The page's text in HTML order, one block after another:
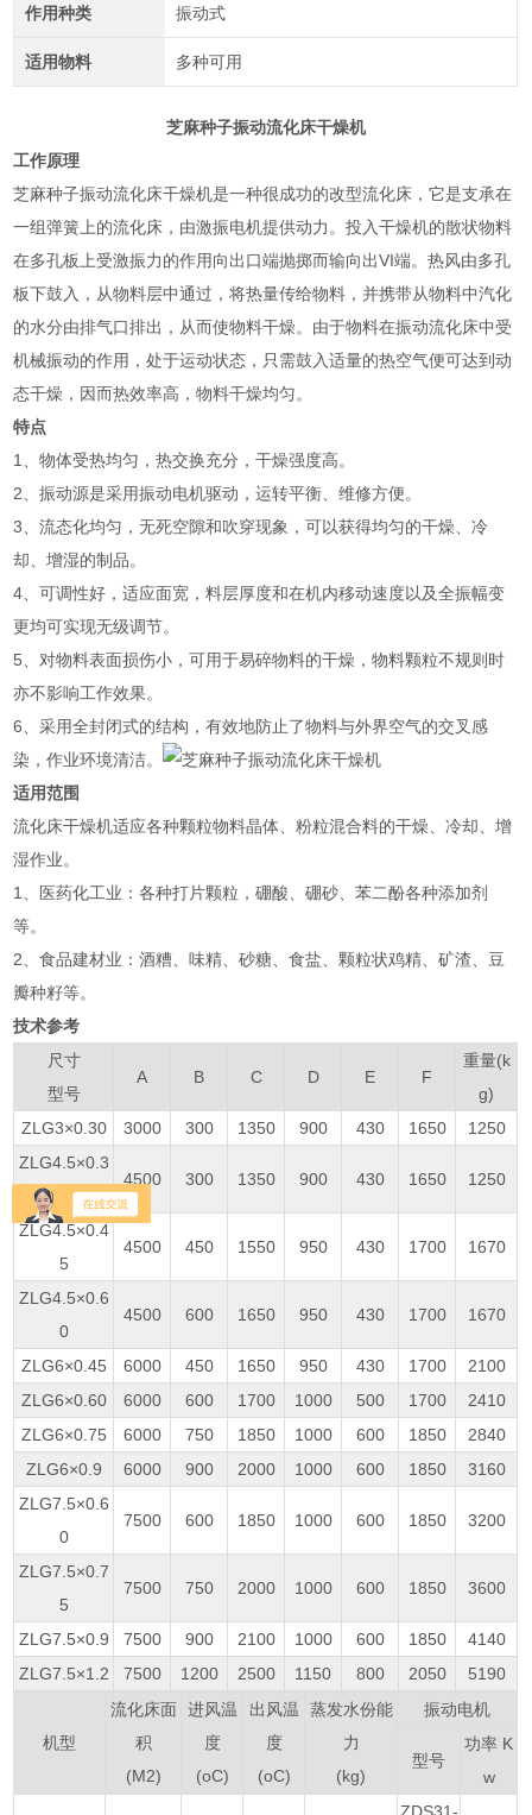
作用种类 振动式
适用物料 多种可用
芝麻种子振动流化床干燥机
工作原理
芝麻种子振动流化床干燥机是一种很成功的改型流化床，它是支承在
一组弹簧上的流化床，由激振电机提供动力。投入干燥机的散状物料
在多孔板上受激振力的作用向出口端抛掷而输向出VI端。热风由多孔
板下鼓入，从物料层中通过，将热量传给物料，并携带从物料中汽化
的水分由排气口排出，从而使物料干燥。由于物料在振动流化床中受
机械振动的作用，处于运动状态，只需鼓入适量的热空气便可达到动
态干燥，因而热效率高，物料干燥均匀。
特点
1、物体受热均匀，热交换充分，干燥强度高。
2、振动源是采用振动电机驱动，运转平衡、维修方便。
3、流态化均匀，无死空隙和吹穿现象，可以获得均匀的干燥、冷
却、增湿的制品。
4、可调性好，适应面宽，料层厚度和在机内移动速度以及全振幅变
更均可实现无级调节。
5、对物料表面损伤小，可用于易碎物料的干燥，物料颗粒不规则时
亦不影响工作效果。
6、采用全封闭式的结构，有效地防止了物料与外界空气的交叉感
染，作业环境清洁。
适用范围
流化床干燥机适应各种颗粒物料晶体、粉粒混合料的干燥、冷却、增
湿作业。
1、医药化工业：各种打片颗粒，硼酸、硼砂、苯二酚各种添加剂
等。
2、食品建材业：酒糟、味精、砂糖、食盐、颗粒状鸡精、矿渣、豆
瓣种籽等。
技术参考
尺寸
型号
A B C D E F
重量(k
g)
ZLG3×0.30
3000 300 1350 900 430 1650
1250
ZLG4.5×0.3
4500 300 1350 900 430 1650 1250
ZLG4.5×0.4
5
4500 450 1550 950 430 1700 1670
ZLG4.5×0.6
0
4500 600 1650 950 430 1700 1670
ZLG6×0.45 6000 450 1650 950 430 1700
2100
ZLG6×0.60
6000 600 1700 1000 500 1700
2410
ZLG6×0.75
6000 750 1850 1000 600 1850
2840
ZLG6×0.9
6000 900 2000 1000 600 1850
3160
ZLG7.5×0.6
0
7500 600 1850 1000 600 1850 3200
ZLG7.5×0.7
5
7500 750 2000 1000 600 1850 3600
ZLG7.5×0.9 7500 900 2100 1000 600 1850
4140
ZLG7.5×1.2
7500 1200 2500 1150 800 2050 5190
机型
流化床面
积
(M2)
进风温
度
(oC)
出风温
度
(oC)
蒸发水份能
力
(kg)
振动电机
型号
功率 K
w